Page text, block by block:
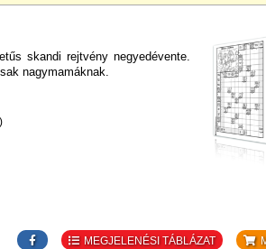
skandi rejtvény negyedévente.
nagymamáknak.
MEGJELENÉSI TÁBLÁZAT